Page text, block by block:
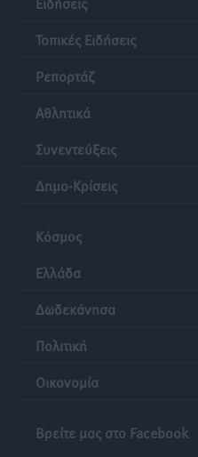
Τοπικές Ειδήσεις
Ρεπορτάζ
Αθλητικά
Συνεντεύξεις
Δημο-Κρίσεις
Κόσμος
Ελλάδα
Δωδεκάνησα
Πολιτική
Οικονομία
Βρείτε μας στο Facebook